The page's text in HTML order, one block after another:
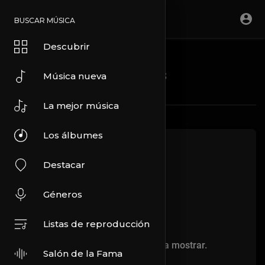
BUSCAR MÚSICA
Descubrir
Música nueva
La mejor música
Los álbumes
Destacar
Géneros
Listas de reproducción
Salón de la Fama
Blogs
No hay más artículos para mostrar.